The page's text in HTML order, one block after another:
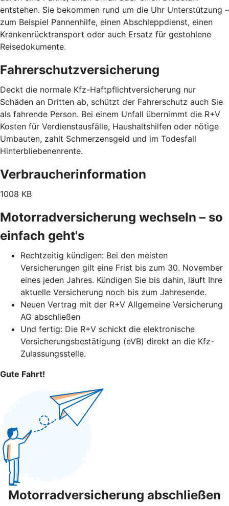
entstehen. Sie bekommen rund um die Uhr Unterstützung –
zum Beispiel Pannenhilfe, einen Abschleppdienst, einen
Krankenrücktransport oder auch Ersatz für gestohlene
Reisedokumente.
Fahrerschutzversicherung
Deckt die normale Kfz-Haftpflichtversicherung nur
Schäden an Dritten ab, schützt der Fahrerschutz auch Sie
als fahrende Person. Bei einem Unfall übernimmt die R+V
Kosten für Verdienstausfälle, Haushaltshilfen oder nötige
Umbauten, zahlt Schmerzensgeld und im Todesfall
Hinterbliebenenrente.
Verbraucherinformation
1008 KB
Motorradversicherung wechseln – so
einfach geht's
Rechtzeitig kündigen: Bei den meisten
Versicherungen gilt eine Frist bis zum 30. November
eines jeden Jahres. Kündigen Sie bis dahin, läuft Ihre
aktuelle Versicherung noch bis zum Jahresende.
Neuen Vertrag mit der R+V Allgemeine Versicherung
AG abschließen
Und fertig: Die R+V schickt die elektronische
Versicherungsbestätigung (eVB) direkt an die Kfz-
Zulassungsstelle.
Gute Fahrt!
Motorradversicherung abschließen